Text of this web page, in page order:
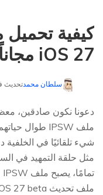
iOS 27 مجاناً [4 طرق]
سلطان محمدتحديث في2026-
دعونا نكون صادقين،
شيء تلقائيًا في